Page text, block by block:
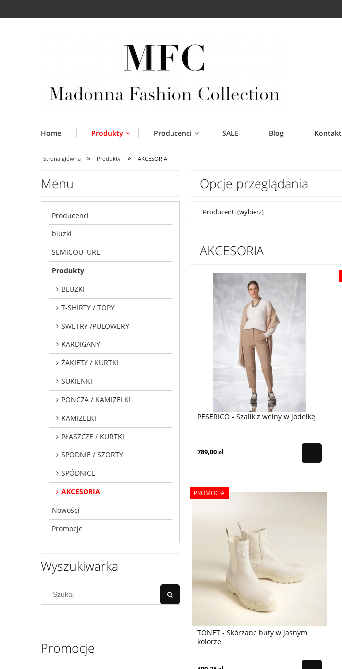
Home Produkty Producenci SALE Blog Kontakt
Strona główna » Produkty » AKCESORIA
Menu
Producenci
bluzki
SEMICOUTURE
Produkty
BLUZKI
T-SHIRTY / TOPY
SWETRY /PULOWERY
KARDIGANY
ŻAKIETY / KURTKI
SUKIENKI
PONCZA / KAMIZELKI
KAMIZELKI
PŁASZCZE / KURTKI
SPODNIE / SZORTY
SPÓDNICE
AKCESORIA
Nowości
Promocje
Wyszukiwarka
Promocje
Opcje przeglądania
Producent: (wybierz)
AKCESORIA
PESERICO - Szalik z wełny w jodełkę
789,00 zł
TONET - Skórzane buty w jasnym
kolorze
PROMOCJA